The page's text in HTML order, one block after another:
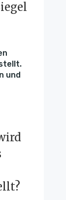
und